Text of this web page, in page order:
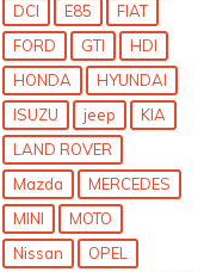
DCI
E85
FIAT
FORD
GTI
HDI
HONDA
HYUNDAI
ISUZU
jeep
KIA
LAND ROVER
Mazda
MERCEDES
MINI
MOTO
Nissan
OPEL